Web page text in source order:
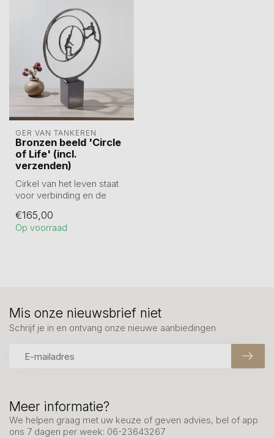
GER VAN TANKEREN
Bronzen beeld 'Circle
of Life' (incl.
verzenden)
Cirkel van het leven staat
voor verbinding en de
van het l...
€165,00
Op voorraad
Meer informatie?
We helpen graag met uw keuze of geven advies, bel of app
ons 7 dagen per week: 06-23643267
Mis onze nieuwsbrief niet
Schrijf je in en ontvang onze nieuwe aanbiedingen